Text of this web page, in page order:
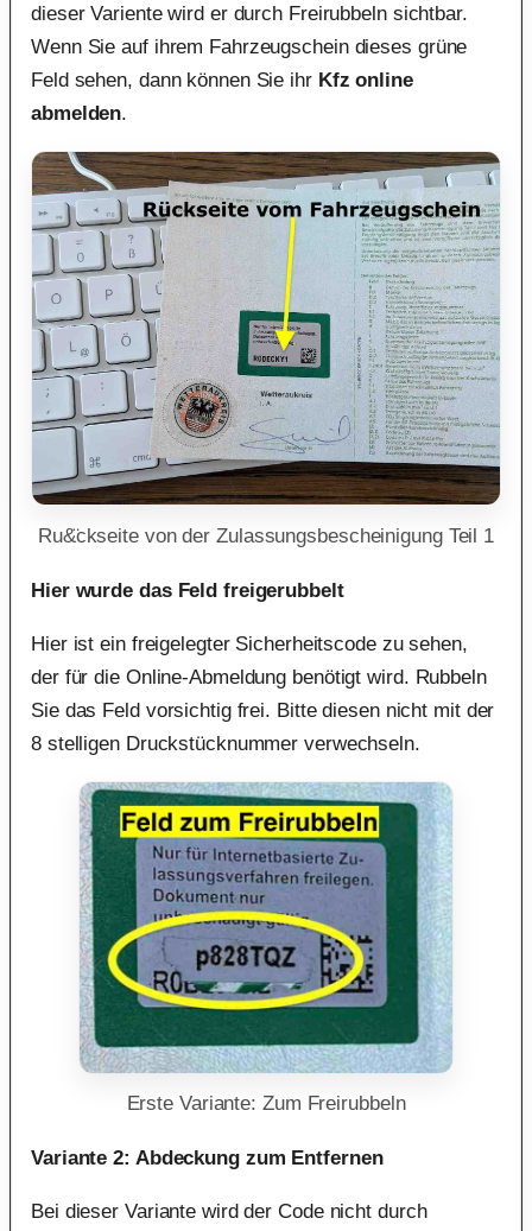
dieser Variente wird er durch Freirubbeln sichtbar.
Wenn Sie auf ihrem Fahrzeugschein dieses grüne
Feld sehen, dann können Sie ihr Kfz online
abmelden.
Ru&̈ckseite von der Zulassungsbescheinigung Teil 1
Hier wurde das Feld freigerubbelt
Hier ist ein freigelegter Sicherheitscode zu sehen,
der für die Online-Abmeldung benötigt wird. Rubbeln
Sie das Feld vorsichtig frei. Bitte diesen nicht mit der
8 stelligen Druckstücknummer verwechseln.
Erste Variante: Zum Freirubbeln
Variante 2: Abdeckung zum Entfernen
Bei dieser Variante wird der Code nicht durch